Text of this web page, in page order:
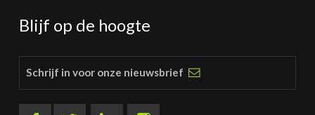
Blijf op de hoogte
Schrijf in voor onze nieuwsbrief